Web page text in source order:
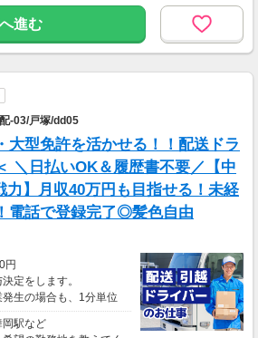
、働いた分のほとんど
きます！
業1h)×23日
が目指せます！
方にはピッタリ！
れ★
進む
-03/戸塚/dd05
大型免許を活かせる！！配送ドラ
＼日払いOK＆履歴書不要／【中
力】月収40万円も目指せる！未経
電話で登録完了◎髪色自由
円
定をします。
生の場合も、1分単位
す！
ては面談時にお伝えし
岡駅など